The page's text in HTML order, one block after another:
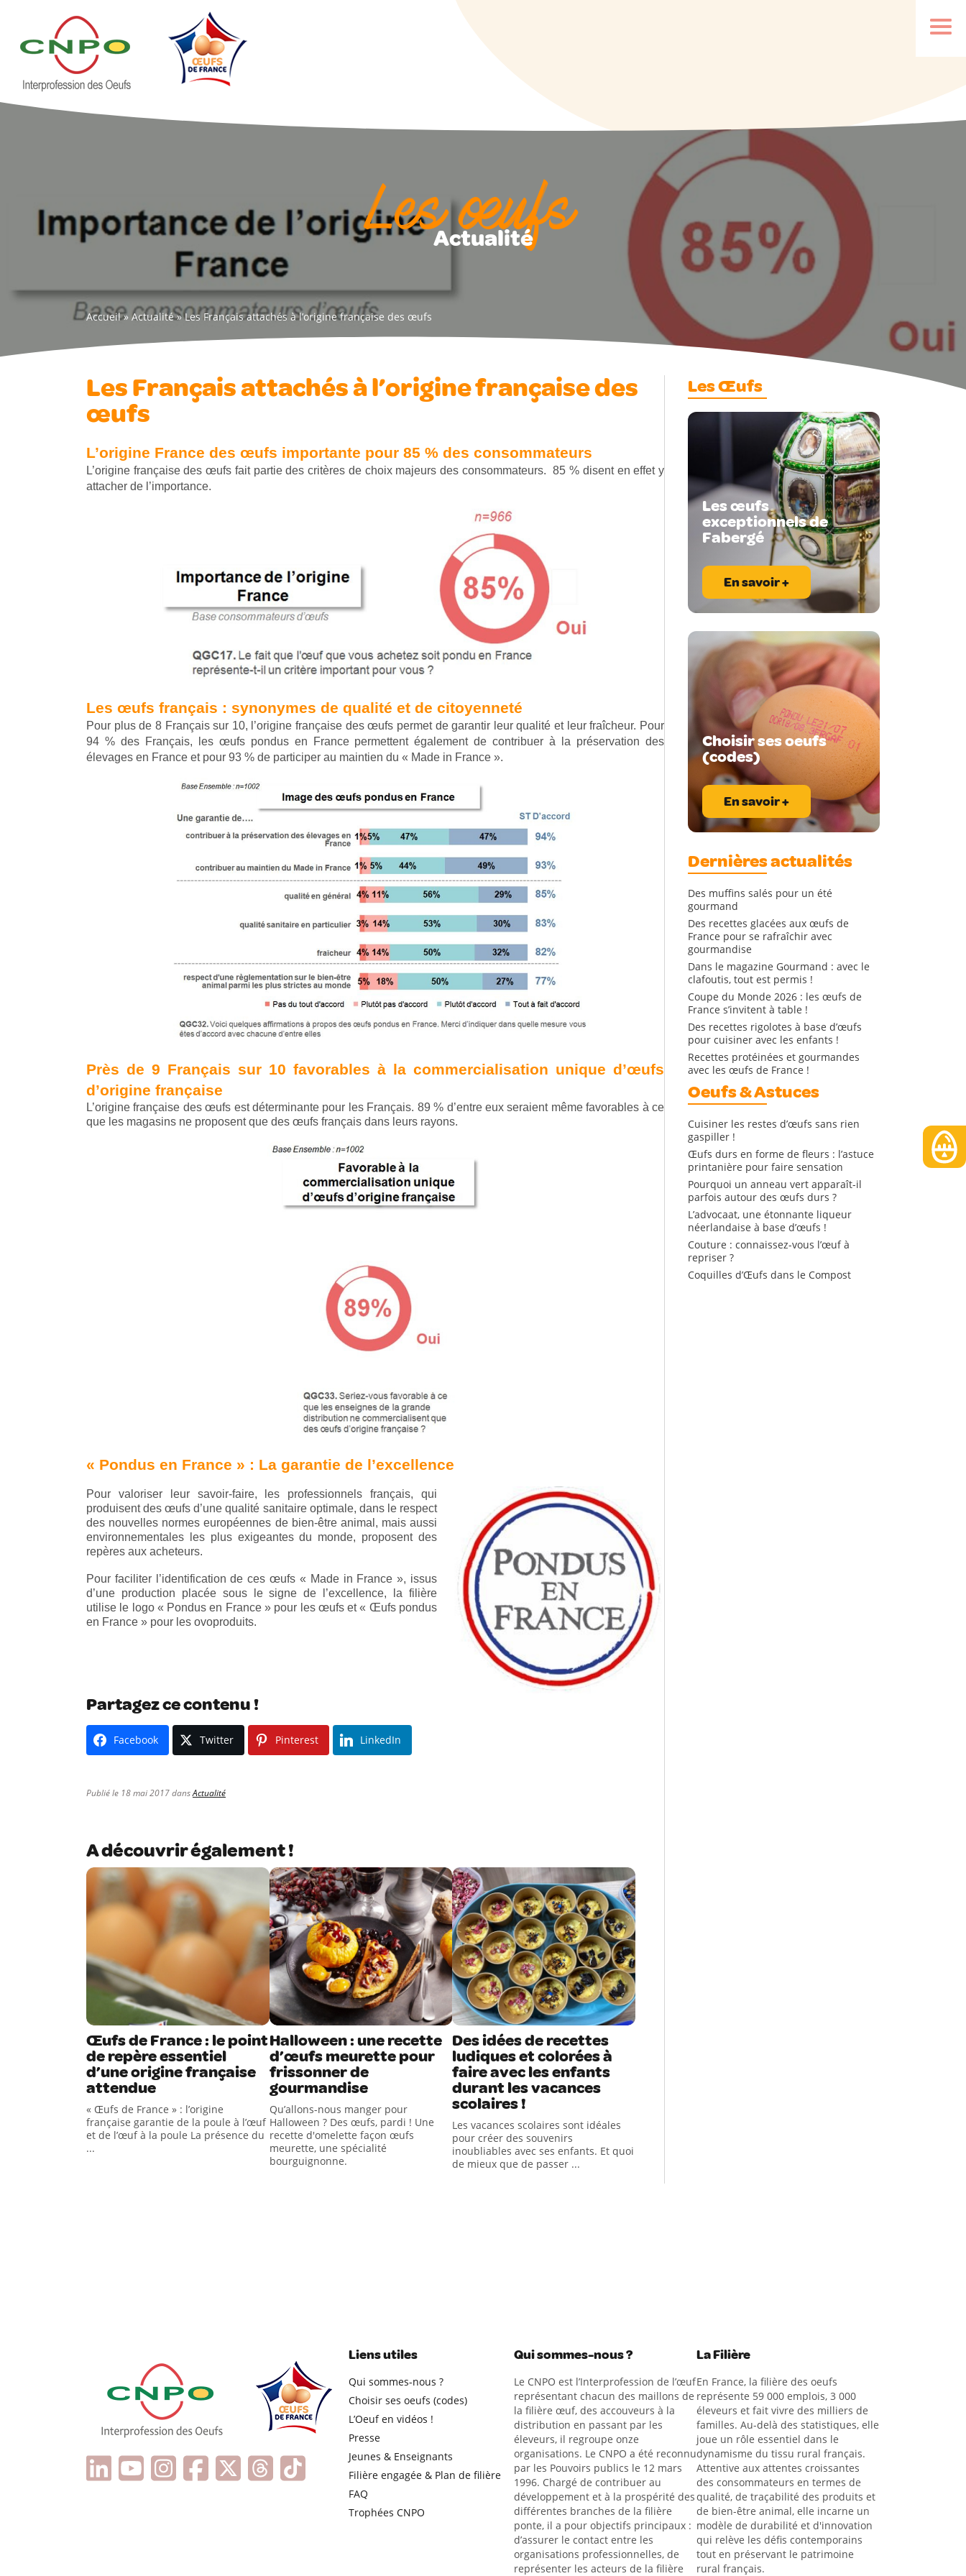
Les œufs
Actualité
Accueil» Actualité»Les Français attachés à l’origine française des œufs
Les Français attachés à l’origine française des
œufs
L’origine France des œufs importante pour 85 % des consommateurs
L’origine française des œufs fait partie des critères de choix majeurs des consommateurs. 85 % disent en effet y
attacher de l’importance.
Les œufs français : synonymes de qualité et de citoyenneté
Pour plus de 8 Français sur 10, l’origine française des œufs permet de garantir leur qualité et leur fraîcheur. Pour
94 % des Français, les œufs pondus en France permettent également de contribuer à la préservation des
élevages en France et pour 93 % de participer au maintien du « Made in France ».
Près de 9 Français sur 10 favorables à la commercialisation unique d’œufs
d’origine française
L’origine française des œufs est déterminante pour les Français. 89 % d’entre eux seraient même favorables à ce
que les magasins ne proposent que des œufs français dans leurs rayons.
« Pondus en France » : La garantie de l’excellence
Pour valoriser leur savoir-faire, les professionnels français, qui
produisent des œufs d’une qualité sanitaire optimale, dans le respect
des nouvelles normes européennes de bien-être animal, mais aussi
environnementales les plus exigeantes du monde, proposent des
repères aux acheteurs.
Pour faciliter l’identification de ces œufs « Made in France », issus
d’une production placée sous le signe de l’excellence, la filière
utilise le logo « Pondus en France » pour les œufs et « Œufs pondus
en France » pour les ovoproduits.
Partagez ce contenu !
Facebook Twitter Pinterest LinkedIn
Publié le 18 mai 2017 dansActualité
A découvrir également !
Œufs de France : le point
de repère essentiel
d’une origine française
attendue
« Œufs de France » : l’origine
française garantie de la poule à l’œuf
et de l’œuf à la poule La présence du
...
Halloween : une recette
d’œufs meurette pour
frissonner de
gourmandise
Qu’allons-nous manger pour
Halloween ? Des œufs, pardi ! Une
recette d'omelette façon œufs
meurette, une spécialité
bourguignonne.
Des idées de recettes
ludiques et colorées à
faire avec les enfants
durant les vacances
scolaires !
Les vacances scolaires sont idéales
pour créer des souvenirs
inoubliables avec ses enfants. Et quoi
de mieux que de passer ...
Les Œufs
Les œufs
exceptionnels de
Fabergé
En savoir +
Choisir ses oeufs
(codes)
En savoir +
Dernières actualités
Des muffins salés pour un été
gourmand
Des recettes glacées aux œufs de
France pour se rafraîchir avec
gourmandise
Dans le magazine Gourmand : avec le
clafoutis, tout est permis !
Coupe du Monde 2026 : les œufs de
France s’invitent à table !
Des recettes rigolotes à base d’œufs
pour cuisiner avec les enfants !
Recettes protéinées et gourmandes
avec les œufs de France !
Oeufs & Astuces
Cuisiner les restes d’œufs sans rien
gaspiller !
Œufs durs en forme de fleurs : l’astuce
printanière pour faire sensation
Pourquoi un anneau vert apparaît-il
parfois autour des œufs durs ?
L’advocaat, une étonnante liqueur
néerlandaise à base d’œufs !
Couture : connaissez-vous l’œuf à
repriser ?
Coquilles d’Œufs dans le Compost
Liens utiles
Qui sommes-nous ?
Choisir ses oeufs (codes)
L’Oeuf en vidéos !
Presse
Jeunes & Enseignants
Filière engagée & Plan de filière
FAQ
Trophées CNPO
Qui sommes-nous ?
Le CNPO est l’Interprofession de l’œuf
représentant chacun des maillons de
la filière œuf, des accouveurs à la
distribution en passant par les
éleveurs, il regroupe onze
organisations. Le CNPO a été reconnu
par les Pouvoirs publics le 12 mars
1996. Chargé de contribuer au
développement et à la prospérité des
différentes branches de la filière
ponte, il a pour objectifs principaux :
d’assurer le contact entre les
organisations professionnelles, de
représenter les acteurs de la filière
La Filière
En France, la filière des oeufs
représente 59 000 emplois, 3 000
éleveurs et fait vivre des milliers de
familles. Au-delà des statistiques, elle
joue un rôle essentiel dans le
dynamisme du tissu rural français.
Attentive aux attentes croissantes
des consommateurs en termes de
qualité, de traçabilité des produits et
de bien-être animal, elle incarne un
modèle de durabilité et d'innovation
qui relève les défis contemporains
tout en préservant le patrimoine
rural français.